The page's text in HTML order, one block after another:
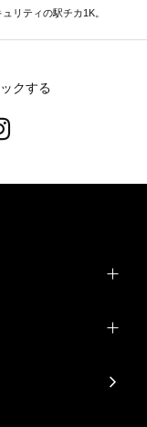
リティの駅チカ1K。
クする